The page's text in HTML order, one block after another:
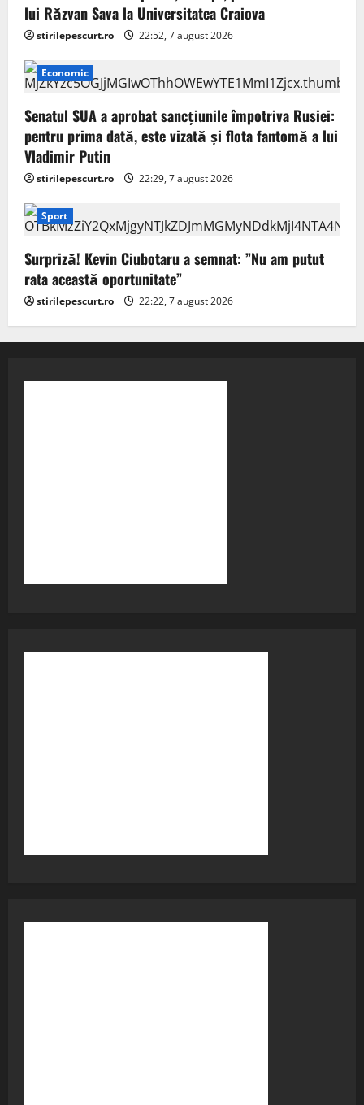
lui Răzvan Sava la Universitatea Craiova
stirilepescurt.ro 22:52, 7 august 2026
Economic
Senatul SUA a aprobat sancțiunile împotriva Rusiei:
pentru prima dată, este vizată și flota fantomă a lui
Vladimir Putin
stirilepescurt.ro 22:29, 7 august 2026
Sport
Surpriză! Kevin Ciubotaru a semnat: ”Nu am putut
rata această oportunitate”
stirilepescurt.ro 22:22, 7 august 2026